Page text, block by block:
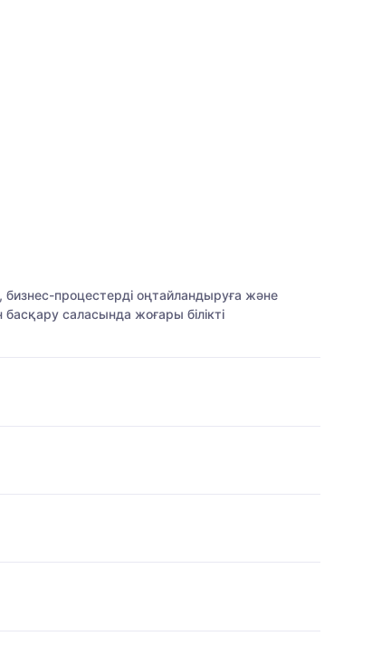
бизнес-процестерді оңтайландыруға және
саласында жоғары білікті